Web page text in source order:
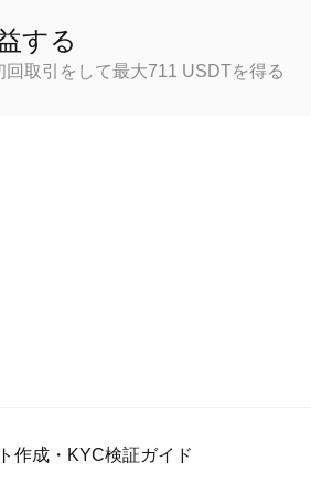
する
回取引をして最大711 USDTを得る
作成・KYC検証ガイド